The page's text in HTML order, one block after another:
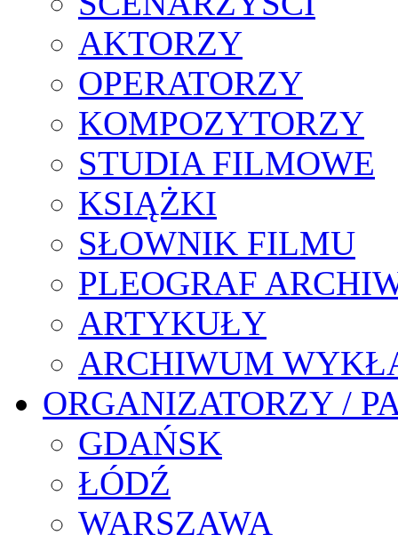
AKTORZY
OPERATORZY
KOMPOZYTORZY
STUDIA FILMOWE
KSIĄŻKI
SŁOWNIK FILMU
PLEOGRAF
ARTYKUŁY
ARCHIWUM
ORGANIZATORZY /
GDAŃSK
ŁÓDŹ
WARSZAWA